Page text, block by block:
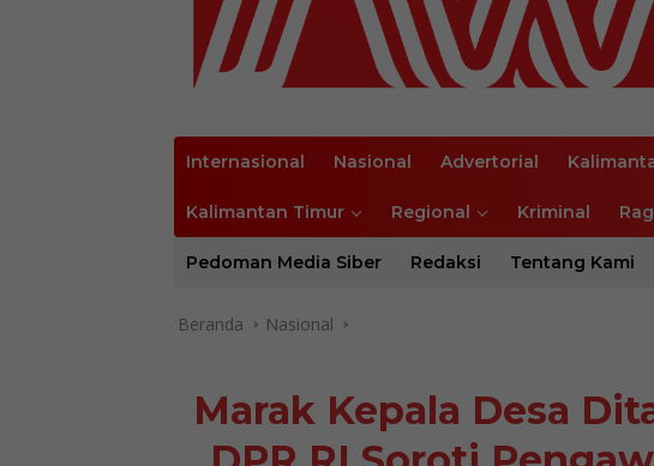
Internasional Nasional Advertorial
Kalimantan Timur Regional Kriminal
Pedoman Media Siber Redaksi Tentang Kami
Beranda Nasional
Marak Kepala Desa